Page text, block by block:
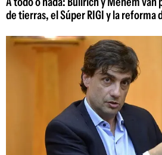
de tierras, el Súper RIGI y la reforma